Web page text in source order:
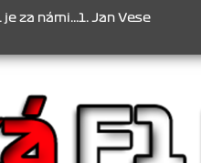
Jan Veselý , 2. Jan Nováček